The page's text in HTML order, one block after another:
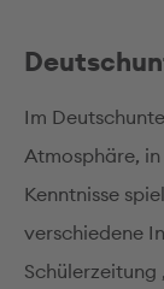
Im
Atmosphäre,
Kenntnisse
verschiedene
Schülerzeitung